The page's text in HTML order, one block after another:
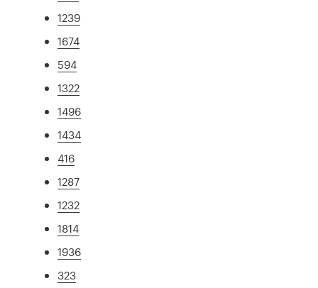
1239
1674
594
1322
1496
1434
416
1287
1232
1814
1936
323